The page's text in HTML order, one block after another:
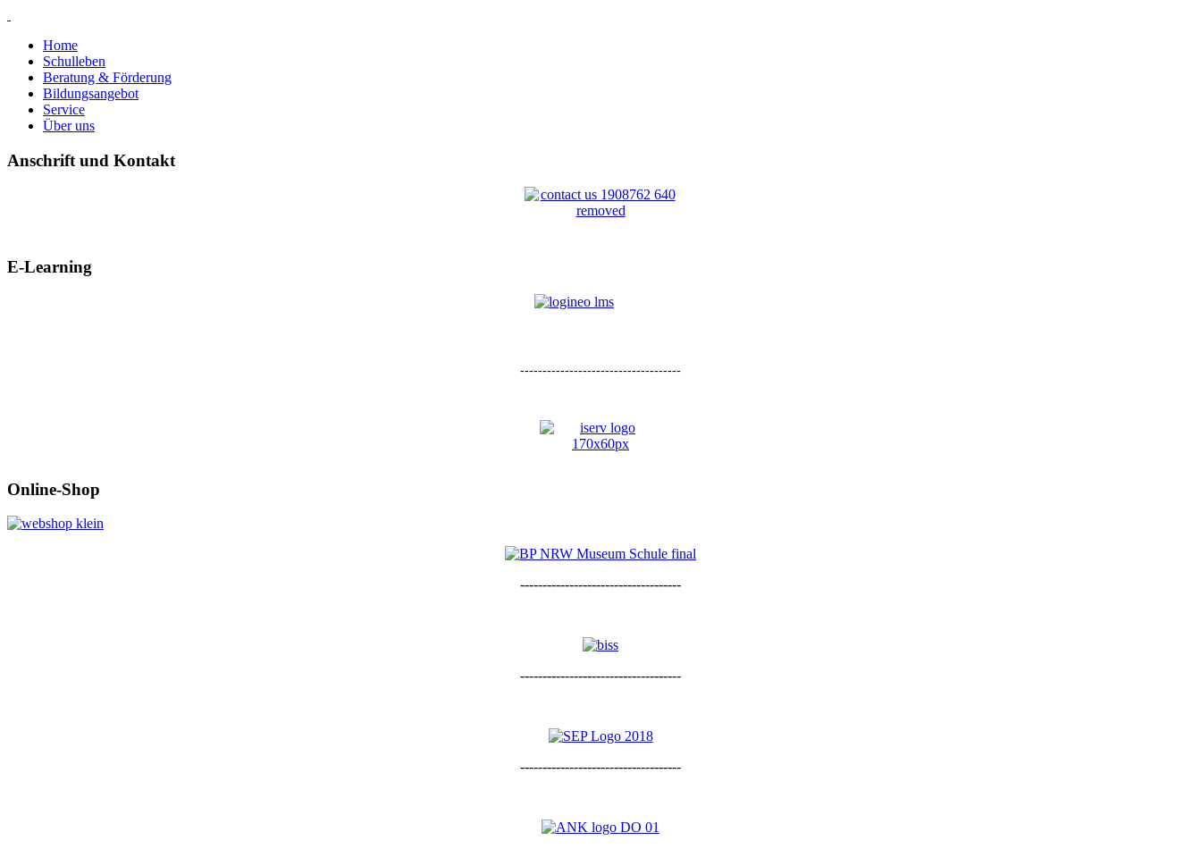
Home
Schulleben
Beratung & Förderung
Bildungsangebot
Service
Über uns
Anschrift und Kontakt
E-Learning
------------------------------------
Online-Shop
------------------------------------
------------------------------------
------------------------------------